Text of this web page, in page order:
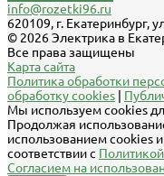
info@rozetki96.ru
620109, г. Екатеринбург,
© 2026 Электрика в
Все права защищены
Карта сайта
Политика обработки
обработку cookies |
Мы используем cookies
Продолжая
использованием cookies
соответствии с
Согласием на